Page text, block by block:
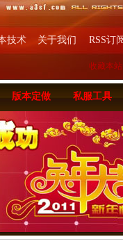
技术 关于我们 RSS订
收藏本站
版本定做 私服工具